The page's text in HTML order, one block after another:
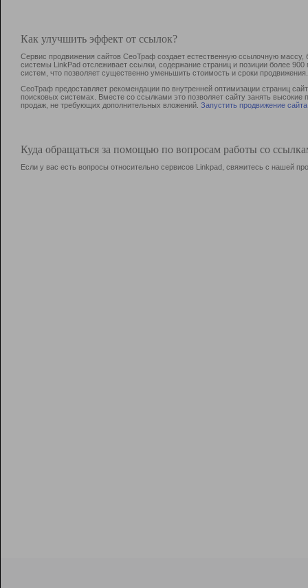
Как улучшить эффект от ссылок?
Сервис продвижения сайтов СеоТраф создает естественную ссылочную
системы LinkPad отслеживает ссылки, содержание страниц и позиции более
систем, что позволяет существенно уменьшить стоимость и сроки продвижения.
СеоТраф предоставляет рекомендации по внутренней оптимизации страниц
поисковых системах. Вместе со ссылками это позволяет сайту занять
продаж, не требующих дополнительных вложений. Запустить продвижение сайта
Куда обращаться за помощью по вопросам работы со
Если у вас есть вопросы относительно сервисов Linkpad, свяжитесь с нашей